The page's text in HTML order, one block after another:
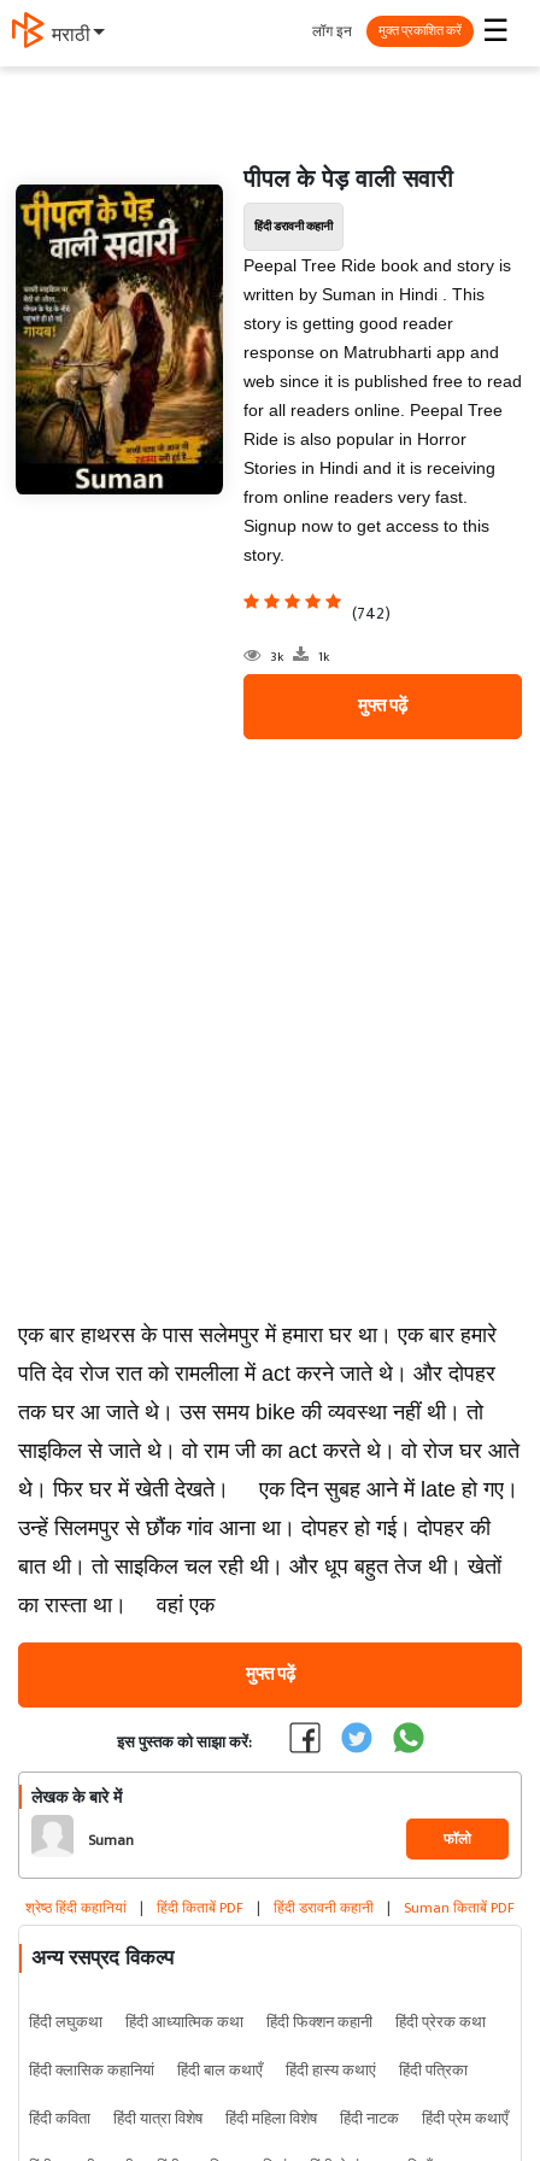
मराठी ☰
लॉग इन मुक्त प्रकाशित करें
पीपल के पेड़ वाली सवारी
हिंदी डरावनी कहानी
Peepal Tree Ride book and story is
written by Suman in Hindi . This
story is getting good reader
response on Matrubharti app and
web since it is published free to read
for all readers online. Peepal Tree
Ride is also popular in Horror
Stories in Hindi and it is receiving
from online readers very fast.
Signup now to get access to this
story.
(742)
3k 1k
मुफ्त पढ़ें
एक बार हाथरस के पास सलेमपुर में हमारा घर था। एक बार हमारे
पति देव रोज रात को रामलीला में act करने जाते थे। और दोपहर
तक घर आ जाते थे। उस समय bike की व्यवस्था नहीं थी। तो
साइकिल से जाते थे। वो राम जी का act करते थे। वो रोज घर आते
थे। फिर घर में खेती देखते। एक दिन सुबह आने में late हो गए।
उन्हें सिलमपुर से छौंक गांव आना था। दोपहर हो गई। दोपहर की
बात थी। तो साइकिल चल रही थी। और धूप बहुत तेज थी। खेतों
का रास्ता था। वहां एक
मुफ्त पढ़ें
इस पुस्तक को साझा करें:
लेखक के बारे में
Suman फॉलो
श्रेष्ठ हिंदी कहानियां | हिंदी किताबें PDF | हिंदी डरावनी कहानी | Suman किताबें PDF
अन्य रसप्रद विकल्प
हिंदी लघुकथा हिंदी आध्यात्मिक कथा हिंदी फिक्शन कहानी
हिंदी प्रेरक कथा
हिंदी क्लासिक कहानियां
हिंदी बाल कथाएँ हिंदी हास्य कथाएं
हिंदी पत्रिका
हिंदी कविता
हिंदी यात्रा विशेष हिंदी महिला विशेष हिंदी नाटक
हिंदी प्रेम कथाएँ